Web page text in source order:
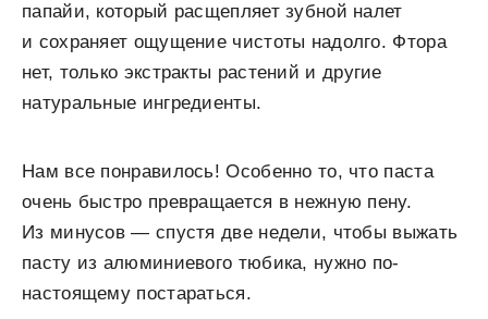
папайи, который расщепляет зубной налет
и сохраняет ощущение чистоты надолго. Фтора
нет, только экстракты растений и другие
натуральные ингредиенты.
Нам все понравилось! Особенно то, что паста
очень быстро превращается в нежную пену.
Из минусов — спустя две недели, чтобы выжать
пасту из алюминиевого тюбика, нужно по-
настоящему постараться.